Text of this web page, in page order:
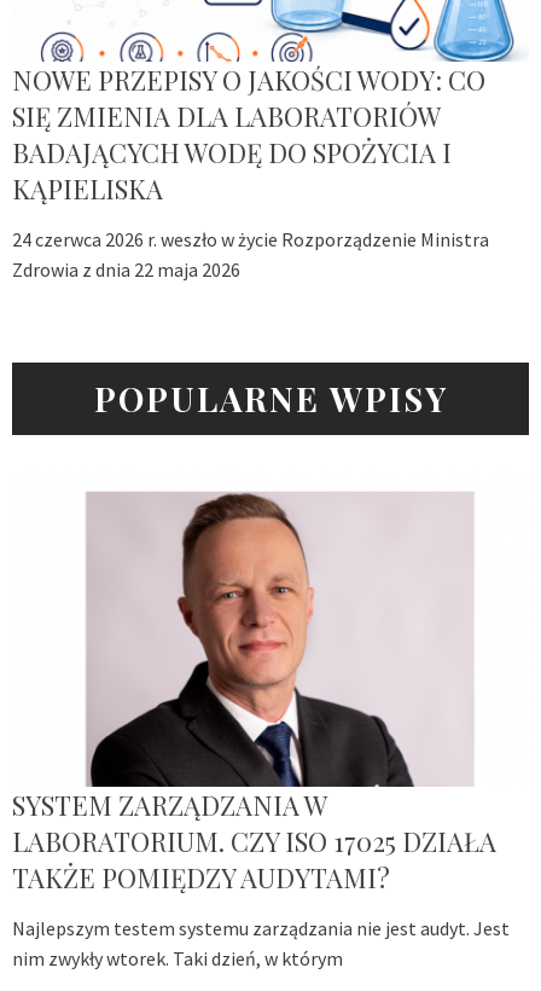
NOWE PRZEPISY O JAKOŚCI WODY: CO
SIĘ ZMIENIA DLA LABORATORIÓW
BADAJĄCYCH WODĘ DO SPOŻYCIA I
KĄPIELISKA
24 czerwca 2026 r. weszło w życie Rozporządzenie Ministra
Zdrowia z dnia 22 maja 2026
POPULARNE WPISY
SYSTEM ZARZĄDZANIA W
LABORATORIUM. CZY ISO 17025 DZIAŁA
TAKŻE POMIĘDZY AUDYTAMI?
Najlepszym testem systemu zarządzania nie jest audyt. Jest
nim zwykły wtorek. Taki dzień, w którym